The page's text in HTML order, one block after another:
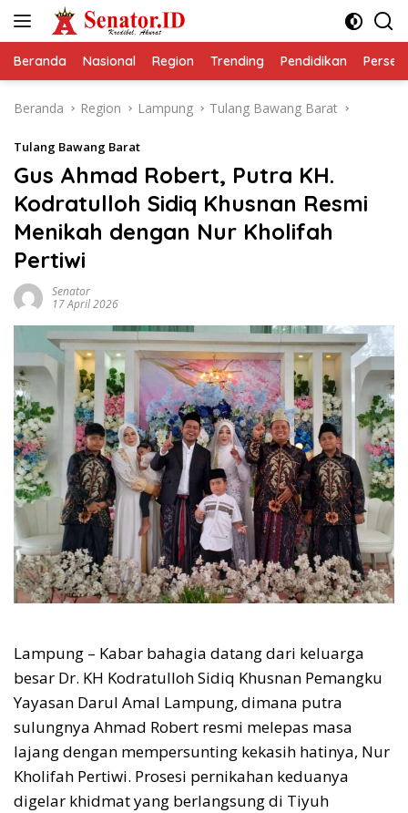
Beranda Nasional Region Trending Pendidikan
Beranda Region Lampung Tulang Bawang Barat
Tulang Bawang Barat
Gus Ahmad Robert, Putra KH.
Kodratulloh Sidiq Khusnan Resmi
Menikah dengan Nur Kholifah
Pertiwi
Senator
17 April 2026
Lampung – Kabar bahagia datang dari keluarga
besar Dr. KH Kodratulloh Sidiq Khusnan Pemangku
Yayasan Darul Amal Lampung, dimana putra
sulungnya Ahmad Robert resmi melepas masa
lajang dengan mempersunting kekasih hatinya, Nur
Kholifah Pertiwi. Prosesi pernikahan keduanya
digelar khidmat yang berlangsung di Tiyuh